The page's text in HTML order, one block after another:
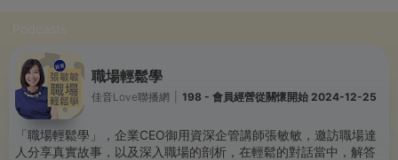
職場輕鬆學
佳音Love聯播網 198 - 會員經營從關懷開始 2024-12-25
「職場輕鬆學」，企業CEO御用資深企管講師張敏敏，邀訪職場達
人分享真實故事，以及深入職場的剖析，在輕鬆的對話當中，解答